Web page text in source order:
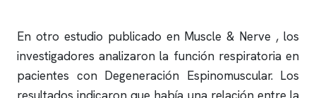
En otro estudio publicado en Muscle & Nerve , los
investigadores analizaron la función respiratoria en
pacientes con Degeneración Espinomuscular. Los